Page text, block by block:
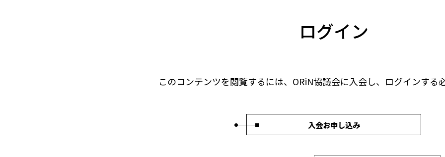
ログイン
このコンテンツを閲覧するには、ORiN協議会に入会し、ログインする
入会お申し込み